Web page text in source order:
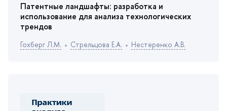
Патентные ландшафты: разработка и
использование для анализа технологических
трендо
Гохберг Л.М. Стрельцова Е.А. Нестеренко А.В.